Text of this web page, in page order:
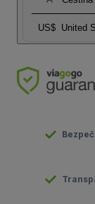
US$ United